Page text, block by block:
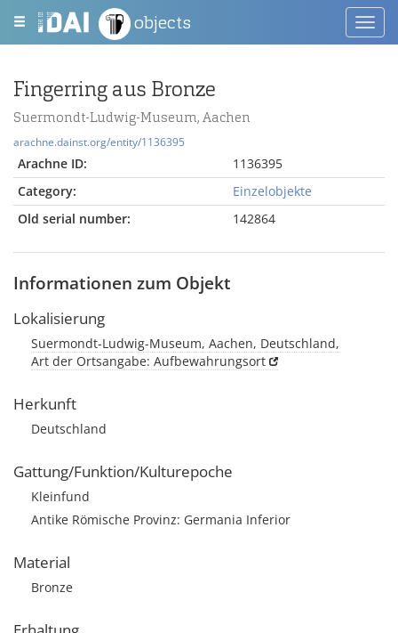
objects
Fingerring aus Bronze
Suermondt-Ludwig-Museum, Aachen
arachne.dainst.org/entity/1136395
Arachne ID:
1136395
Category:
Einzelobjekte
Old serial number:
142864
Informationen zum Objekt
Lokalisierung
Suermondt-Ludwig-Museum, Aachen, Deutschland,
Art der Ortsangabe: Aufbewahrungsort
Herkunft
Deutschland
Gattung/Funktion/Kulturepoche
Kleinfund
Antike Römische Provinz: Germania Inferior
Material
Bronze